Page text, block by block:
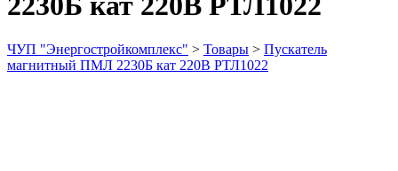
ЧУП "Энергостройкомплекс" > Товары > Пускатель
магнитный ПМЛ 2230Б кат 220В РТЛ1022